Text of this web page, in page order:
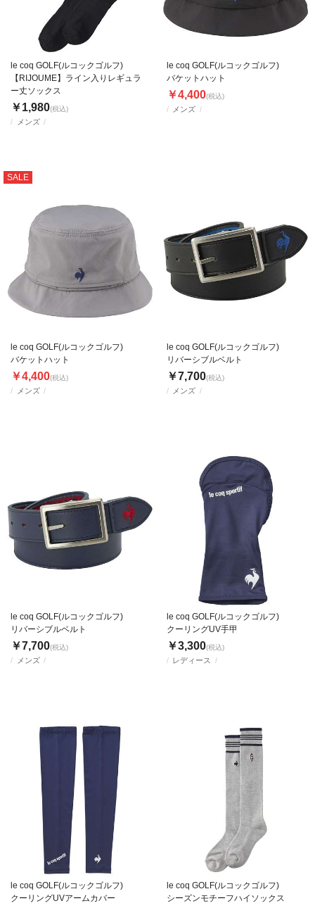
メンズ
le coq GOLF(ルコックゴルフ)
【RIJOUME】ライン入りレギュラ
ー丈ソックス
￥1,980(税込) メンズ
le coq GOLF(ルコックゴルフ)
バケットハット
￥4,400(税込)
SALE
メンズ
le coq GOLF(ルコックゴルフ)
バケットハット
￥4,400(税込)
メンズ
le coq GOLF(ルコックゴルフ)
リバーシブルベルト
￥7,700(税込)
メンズ
le coq GOLF(ルコックゴルフ)
リバーシブルベルト
￥7,700(税込)
レディース
le coq GOLF(ルコックゴルフ)
クーリングUV手甲
￥3,300(税込)
le coq GOLF(ルコックゴルフ)
クーリングUVアームカバー
le coq GOLF(ルコックゴルフ)
シーズンモチーフハイソックス